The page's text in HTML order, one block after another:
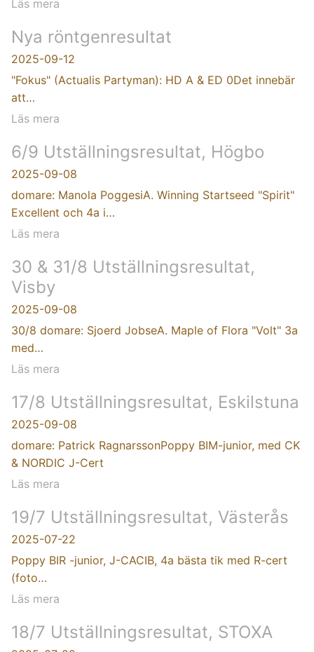
Läs mera
Nya röntgenresultat
2025-09-12
"Fokus" (Actualis Partyman): HD A & ED 0Det innebär
att…
Läs mera
6/9 Utställningsresultat, Högbo
2025-09-08
domare: Manola PoggesiA. Winning Startseed "Spirit"
Excellent och 4a i…
Läs mera
30 & 31/8 Utställningsresultat,
Visby
2025-09-08
30/8 domare: Sjoerd JobseA. Maple of Flora "Volt" 3a
med…
Läs mera
17/8 Utställningsresultat, Eskilstuna
2025-09-08
domare: Patrick RagnarssonPoppy BIM-junior, med CK
& NORDIC J-Cert
Läs mera
19/7 Utställningsresultat, Västerås
2025-07-22
Poppy BIR -junior, J-CACIB, 4a bästa tik med R-cert
(foto…
Läs mera
18/7 Utställningsresultat, STOXA